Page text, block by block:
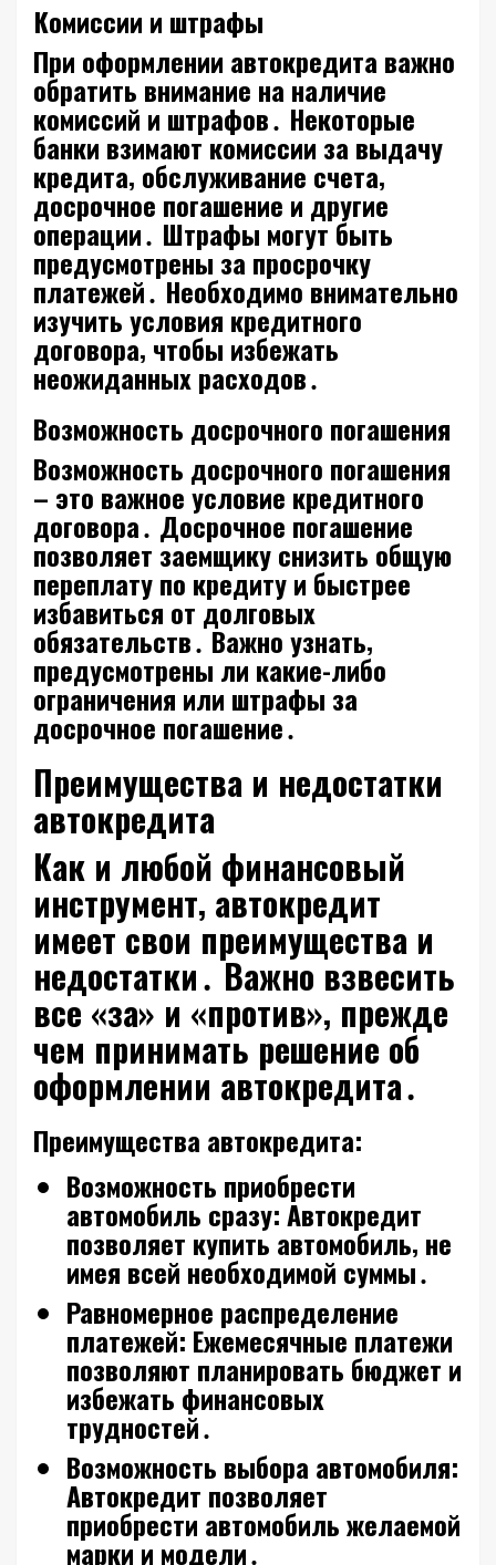
Комиссии и штрафы
При оформлении автокредита важно
обратить внимание на наличие
комиссий и штрафов․ Некоторые
банки взимают комиссии за выдачу
кредита‚ обслуживание счета‚
досрочное погашение и другие
операции․ Штрафы могут быть
предусмотрены за просрочку
платежей․ Необходимо внимательно
изучить условия кредитного
договора‚ чтобы избежать
неожиданных расходов․
Возможность досрочного погашения
Возможность досрочного погашения
– это важное условие кредитного
договора․ Досрочное погашение
позволяет заемщику снизить общую
переплату по кредиту и быстрее
избавиться от долговых
обязательств․ Важно узнать‚
предусмотрены ли какие-либо
ограничения или штрафы за
досрочное погашение․
Преимущества и недостатки
автокредита
Как и любой финансовый
инструмент‚ автокредит
имеет свои преимущества и
недостатки․ Важно взвесить
все «за» и «против»‚ прежде
чем принимать решение об
оформлении автокредита․
Преимущества автокредита:
Возможность приобрести
автомобиль сразу:Автокредит
позволяет купить автомобиль‚ не
имея всей необходимой суммы․
Равномерное распределение
платежей: Ежемесячные платежи
позволяют планировать бюджет и
избежать финансовых
трудностей․
Возможность выбора автомобиля:
Автокредит позволяет
приобрести автомобиль желаемой
марки и модели․